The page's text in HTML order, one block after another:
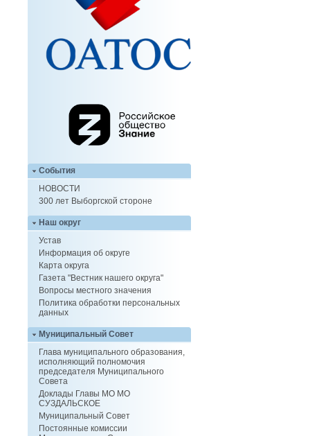
События
НОВОСТИ
300 лет Выборгской стороне
Наш округ
Устав
Информация об округе
Карта округа
Газета "Вестник нашего округа"
Вопросы местного значения
Политика обработки персональных
данных
Муниципальный Совет
Глава муниципального образования,
исполняющий полномочия
председателя Муниципального
Совета
Доклады Главы МО МО
СУЗДАЛЬСКОЕ
Муниципальный Совет
Постоянные комиссии